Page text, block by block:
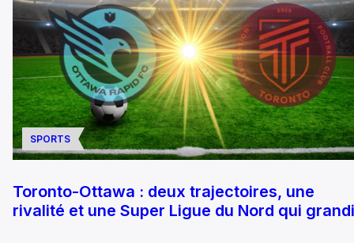
SPORTS
Toronto-Ottawa : deux trajectoires, une
rivalité et une Super Ligue du Nord qui